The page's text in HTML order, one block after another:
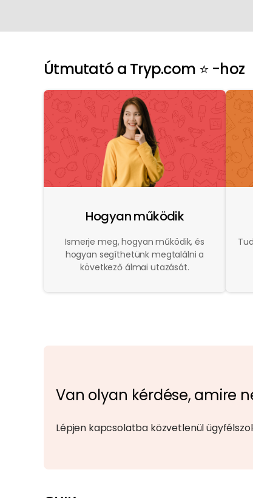
Útmutató a Tryp.com ⭐️ -hoz
Hogyan működik
Ismerje meg, hogyan működik, és
hogyan segíthetünk megtalálni a
következő álmai utazását.
Van olyan kérdése, amire
Lépjen kapcsolatba közvetlenül